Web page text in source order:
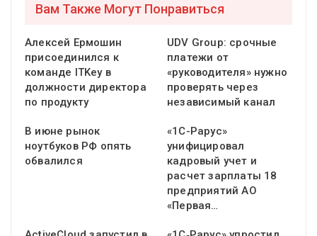
Вам Также Могут Понравиться
Алексей Ермошин
присоединился к
команде ITKey в
должности директора
по продукту
UDV Group: срочные
платежи от
«руководителя» нужно
проверять через
независимый канал
В июне рынок
ноутбуков РФ опять
обвалился
«1С-Рарус»
унифицировал
кадровый учет и
расчет зарплаты 18
предприятий АО
«Первая…